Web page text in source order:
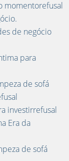
momentorefusal
de negócio
para
de sofá
investirrefusal
Era da
de sofá